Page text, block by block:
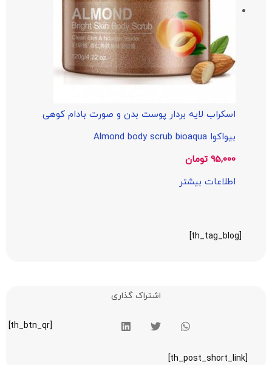
اسکراب لایه بردار پوست بدن و صورت بادام کوهی
بیواکوا Almond body scrub bioaqua
95,000 تومان
اطلاعات بیشتر
[th_tag_blog]
اشتراک گذاری
[th_btn_qr]
[th_post_short_link]